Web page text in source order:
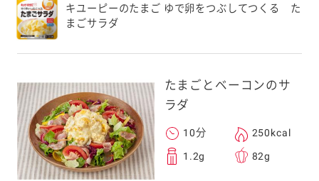
キユーピーのたまご ゆで卵をつぶしてつくる た
まごサラダ
たまごとベーコンのサ
ラダ
10分 250kcal
1.2g 82g